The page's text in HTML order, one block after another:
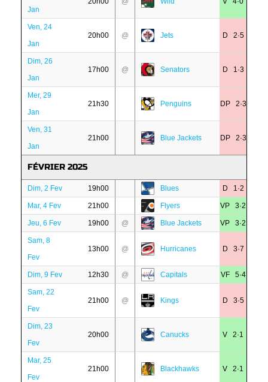
Jan
Ven, 24
Jan
20h00 @ Jets D 2·5
Dim, 26
Jan
17h00 @ Senators D 1·3
Mer, 29
Jan
21h30 Penguins DP 2·3
Ven, 31
Jan
21h00 Blue Jackets DP 2·3
FÉVRIER 2025
Dim, 2 Fev 19h00 Blues D 1·2
Mar, 4 Fev 21h00 Flyers VP 3·2
Jeu, 6 Fev 19h00 @ Blue Jackets VP 3·2
Sam, 8
Fev
13h00 @ Hurricanes D 3·7
Dim, 9 Fev 12h30 @ Capitals VF 5·4
Sam, 22
Fev
21h00 @ Kings D 3·5
Dim, 23
Fev
20h00 Canucks V 2·1
Mar, 25
Fev
21h00 Blackhawks V 2·1